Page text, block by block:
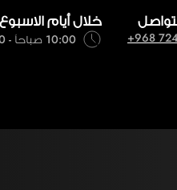
+968
خلال أيام الاسبوع
10:00 صباحاً - 11:00 مساءً